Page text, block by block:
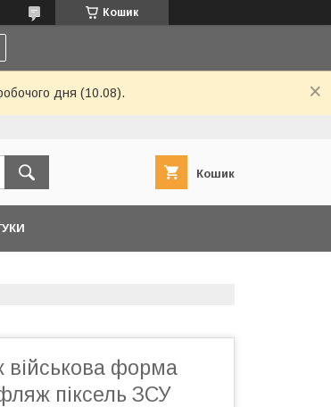
Кошик
дня (10.08).
Кошик
військова форма
піксель ЗСУ